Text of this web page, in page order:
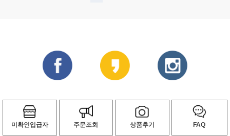
미확인입급자 주문조회 상품후기 FAQ